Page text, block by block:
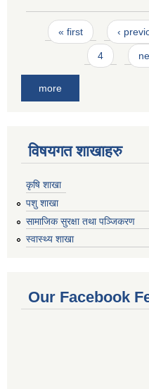
Pages
« first ‹
4
more
विषयगत शाखाहरु
कृषि शाखा
पशु शाखा
सामाजिक सुरक्षा तथा पञ्जिकरण
स्वास्थ्य शाखा
Our Facebook